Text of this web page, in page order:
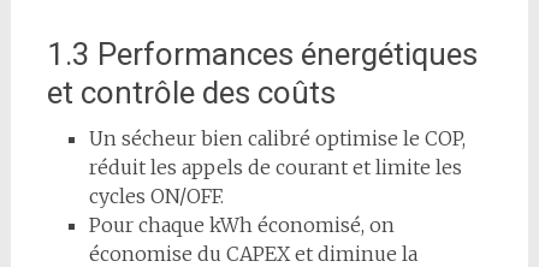
1.3 Performances énergétiques
et contrôle des coûts
Un sécheur bien calibré optimise le COP,
réduit les appels de courant et limite les
cycles ON/OFF.
Pour chaque kWh économisé, on
économise du CAPEX et diminue la